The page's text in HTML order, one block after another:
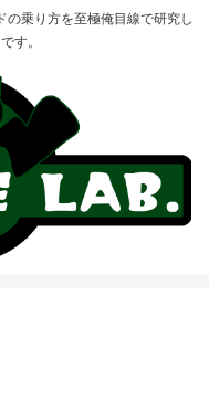
乗り方を至極俺目線で研究し
す。